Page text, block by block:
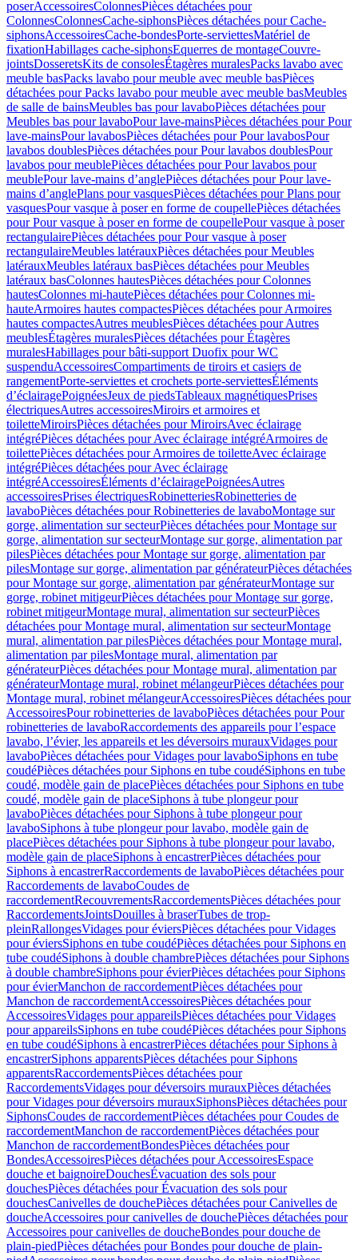
poserAccessoiresColonnesPièces détachées pour
ColonnesColonnesCache-siphonsPièces détachées pour Cache-
siphonsAccessoiresCache-bondesPorte-serviettesMatériel de
fixationHabillages cache-siphonsEquerres de montageCouvre-
jointsDosseretsKits de consolesÉtagères muralesPacks lavabo avec
meuble basPacks lavabo pour meuble avec meuble basPièces
détachées pour Packs lavabo pour meuble avec meuble basMeubles
de salle de bainsMeubles bas pour lavaboPièces détachées pour
Meubles bas pour lavaboPour lave-mainsPièces détachées pour Pour
lave-mainsPour lavabosPièces détachées pour Pour lavabosPour
lavabos doublesPièces détachées pour Pour lavabos doublesPour
lavabos pour meublePièces détachées pour Pour lavabos pour
meublePour lave-mains d’anglePièces détachées pour Pour lave-
mains d’anglePlans pour vasquesPièces détachées pour Plans pour
vasquesPour vasque à poser en forme de coupellePièces détachées
pour Pour vasque à poser en forme de coupellePour vasque à poser
rectangulairePièces détachées pour Pour vasque à poser
rectangulaireMeubles latérauxPièces détachées pour Meubles
latérauxMeubles latéraux basPièces détachées pour Meubles
latéraux basColonnes hautesPièces détachées pour Colonnes
hautesColonnes mi-hautePièces détachées pour Colonnes mi-
hauteArmoires hautes compactesPièces détachées pour Armoires
hautes compactesAutres meublesPièces détachées pour Autres
meublesÉtagères muralesPièces détachées pour Étagères
muralesHabillages pour bâti-support Duofix pour WC
suspenduAccessoiresCompartiments de tiroirs et casiers de
rangementPorte-serviettes et crochets porte-serviettesÉléments
d’éclairagePoignéesJeux de piedsTableaux magnétiquesPrises
électriquesAutres accessoiresMiroirs et armoires et
toiletteMiroirsPièces détachées pour MiroirsAvec éclairage
intégréPièces détachées pour Avec éclairage intégréArmoires de
toilettePièces détachées pour Armoires de toiletteAvec éclairage
intégréPièces détachées pour Avec éclairage
intégréAccessoiresÉléments d’éclairagePoignéesAutres
accessoiresPrises électriquesRobinetteriesRobinetteries de
lavaboPièces détachées pour Robinetteries de lavaboMontage sur
gorge, alimentation sur secteurPièces détachées pour Montage sur
gorge, alimentation sur secteurMontage sur gorge, alimentation par
pilesPièces détachées pour Montage sur gorge, alimentation par
pilesMontage sur gorge, alimentation par générateurPièces détachées
pour Montage sur gorge, alimentation par générateurMontage sur
gorge, robinet mitigeurPièces détachées pour Montage sur gorge,
robinet mitigeurMontage mural, alimentation sur secteurPièces
détachées pour Montage mural, alimentation sur secteurMontage
mural, alimentation par pilesPièces détachées pour Montage mural,
alimentation par pilesMontage mural, alimentation par
générateurPièces détachées pour Montage mural, alimentation par
générateurMontage mural, robinet mélangeurPièces détachées pour
Montage mural, robinet mélangeurAccessoiresPièces détachées pour
AccessoiresPour robinetteries de lavaboPièces détachées pour Pour
robinetteries de lavaboRaccordements des appareils pour l’espace
lavabo, l’évier, les appareils et les déversoirs murauxVidages pour
lavaboPièces détachées pour Vidages pour lavaboSiphons en tube
coudéPièces détachées pour Siphons en tube coudéSiphons en tube
coudé, modèle gain de placePièces détachées pour Siphons en tube
coudé, modèle gain de placeSiphons à tube plongeur pour
lavaboPièces détachées pour Siphons à tube plongeur pour
lavaboSiphons à tube plongeur pour lavabo, modèle gain de
placePièces détachées pour Siphons à tube plongeur pour lavabo,
modèle gain de placeSiphons à encastrerPièces détachées pour
Siphons à encastrerRaccordements de lavaboPièces détachées pour
Raccordements de lavaboCoudes de
raccordementRecouvrementsRaccordementsPièces détachées pour
RaccordementsJointsDouilles à braserTubes de trop-
pleinRallongesVidages pour éviersPièces détachées pour Vidages
pour éviersSiphons en tube coudéPièces détachées pour Siphons en
tube coudéSiphons à double chambrePièces détachées pour Siphons
à double chambreSiphons pour évierPièces détachées pour Siphons
pour évierManchon de raccordementPièces détachées pour
Manchon de raccordementAccessoiresPièces détachées pour
AccessoiresVidages pour appareilsPièces détachées pour Vidages
pour appareilsSiphons en tube coudéPièces détachées pour Siphons
en tube coudéSiphons à encastrerPièces détachées pour Siphons à
encastrerSiphons apparentsPièces détachées pour Siphons
apparentsRaccordementsPièces détachées pour
RaccordementsVidages pour déversoirs murauxPièces détachées
pour Vidages pour déversoirs murauxSiphonsPièces détachées pour
SiphonsCoudes de raccordementPièces détachées pour Coudes de
raccordementManchon de raccordementPièces détachées pour
Manchon de raccordementBondesPièces détachées pour
BondesAccessoiresPièces détachées pour AccessoiresEspace
douche et baignoireDouchesÉvacuation des sols pour
douchesPièces détachées pour Évacuation des sols pour
douchesCanivelles de douchePièces détachées pour Canivelles de
doucheAccessoires pour canivelles de douchePièces détachées pour
Accessoires pour canivelles de doucheBondes pour douche de
plain-piedPièces détachées pour Bondes pour douche de plain-